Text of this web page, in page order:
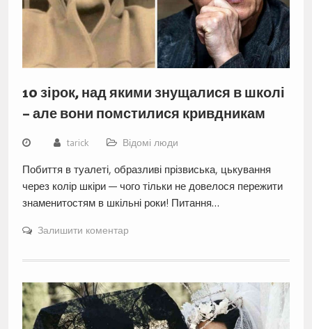
10 зірок, над якими знущалися в школі
– але вони помстилися кривдникам
tarick Відомі люди
Побиття в туалеті, образливі прізвиська, цькування
через колір шкіри — чого тільки не довелося пережити
знаменитостям в шкільні роки! Питання…
Залишити коментар